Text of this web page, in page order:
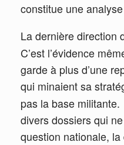
constitue une
La dernière direction
C’est l’évidence
garde à plus d’une
qui minaient sa
pas la base militante.
divers dossiers qui
question nationale,